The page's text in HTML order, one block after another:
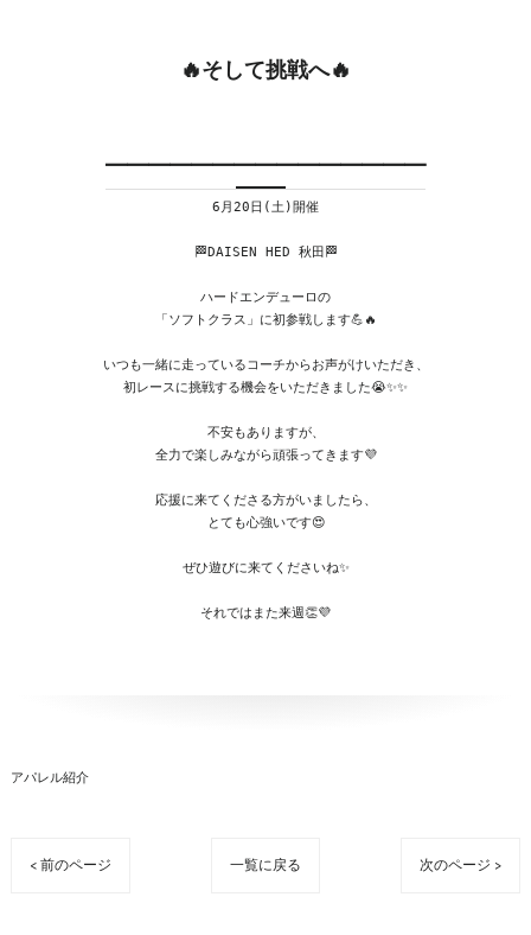
🔥そして挑戦へ🔥
━━━━━━━━━━━━━━━
6月20日(土)開催
🏁DAISEN HED 秋田🏁
ハードエンデューロの
「ソフトクラス」に初参戦します💪🔥
いつも一緒に走っているコーチからお声がけいただき、
初レースに挑戦する機会をいただきました😭✨✨
不安もありますが、
全力で楽しみながら頑張ってきます💜
応援に来てくださる方がいましたら、
とても心強いです😍
ぜひ遊びに来てくださいね✨
それではまた来週👏💜
アパレル紹介
< 前のページ 一覧に戻る 次のページ >